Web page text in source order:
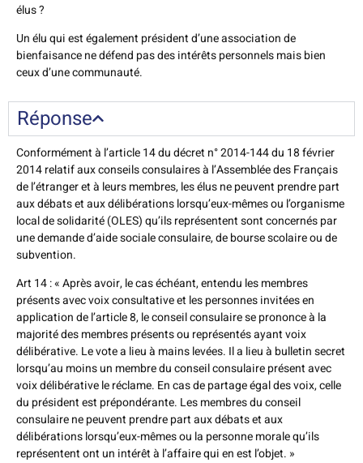
élus ?
Un élu qui est également président d’une association de
bienfaisance ne défend pas des intérêts personnels mais bien
ceux d’une communauté.
Réponse
Conformément à l’article 14 du décret n° 2014-144 du 18 février
2014 relatif aux conseils consulaires à l’Assemblée des Français
de l’étranger et à leurs membres, les élus ne peuvent prendre part
aux débats et aux délibérations lorsqu’eux-mêmes ou l’organisme
local de solidarité (OLES) qu’ils représentent sont concernés par
une demande d’aide sociale consulaire, de bourse scolaire ou de
subvention.
Art 14 : « Après avoir, le cas échéant, entendu les membres
présents avec voix consultative et les personnes invitées en
application de l’article 8, le conseil consulaire se prononce à la
majorité des membres présents ou représentés ayant voix
délibérative. Le vote a lieu à mains levées. Il a lieu à bulletin secret
lorsqu’au moins un membre du conseil consulaire présent avec
voix délibérative le réclame. En cas de partage égal des voix, celle
du président est prépondérante. Les membres du conseil
consulaire ne peuvent prendre part aux débats et aux
délibérations lorsqu’eux-mêmes ou la personne morale qu’ils
représentent ont un intérêt à l’affaire qui en est l’objet. »